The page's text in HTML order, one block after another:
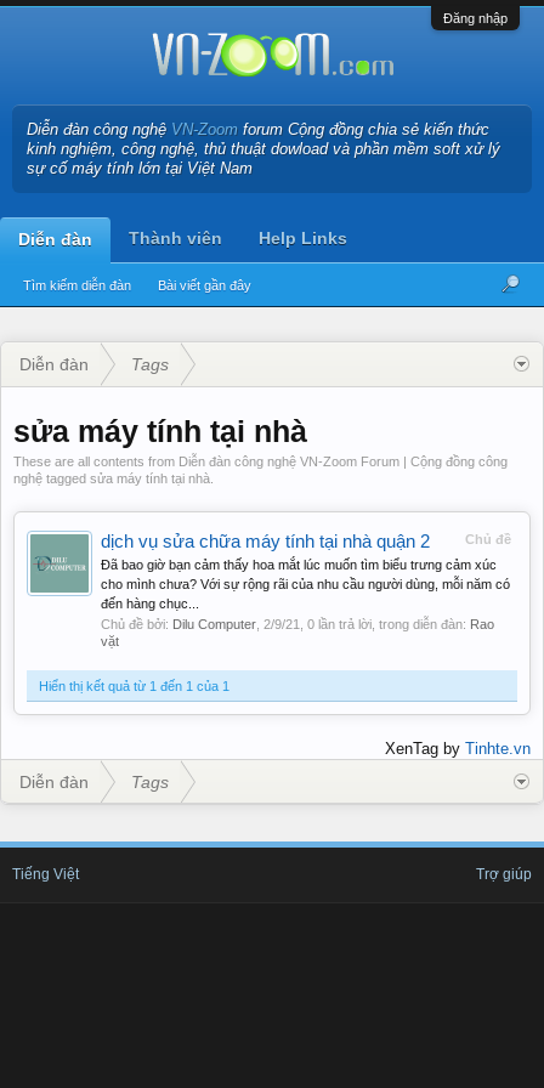
Đăng nhập
Diễn đàn công nghệ VN-Zoom forum Cộng đồng chia sẻ kiến thức
kinh nghiệm, công nghệ, thủ thuật dowload và phần mềm soft xử lý
sự cố máy tính lớn tại Việt Nam
Diễn đàn
Tìm kiếm diễn đàn Bài viết gần đây
Thành viên Help Links
Diễn đàn Tags
sửa máy tính tại nhà
These are all contents from Diễn đàn công nghệ VN-Zoom Forum | Cộng đồng công
nghệ tagged sửa máy tính tại nhà.
Chủ đề
dịch vụ sửa chữa máy tính tại nhà quận 2
Đã bao giờ bạn cảm thấy hoa mắt lúc muốn tìm biểu trưng cảm xúc
cho mình chưa? Với sự rộng rãi của nhu cầu người dùng, mỗi năm có
đến hàng chục...
Chủ đề bởi: Dilu Computer 2/9/21 , 0 lần trả lời, trong diễn đàn: Rao
vặt
Hiển thị kết quả từ 1 đến 1 của 1
XenTag by Tinhte.vn
Diễn đàn Tags
Tiếng Việt Trợ giúp